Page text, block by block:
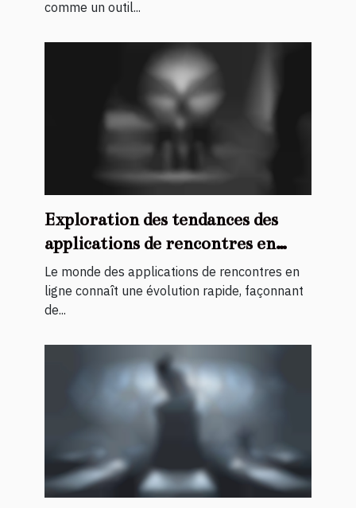
comme un outil...
Exploration des tendances des
applications de rencontres en
ligne en 2023
Le monde des applications de rencontres en
ligne connaît une évolution rapide, façonnant
de...